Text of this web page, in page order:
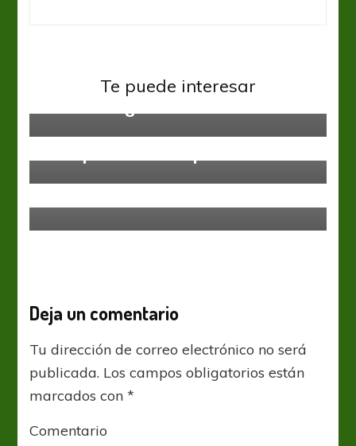
Te puede interesar
Alemania tiene sus nombres y
Deja un comentario
Tu dirección de correo electrónico no será
publicada. Los campos obligatorios están
marcados con*
Comentario